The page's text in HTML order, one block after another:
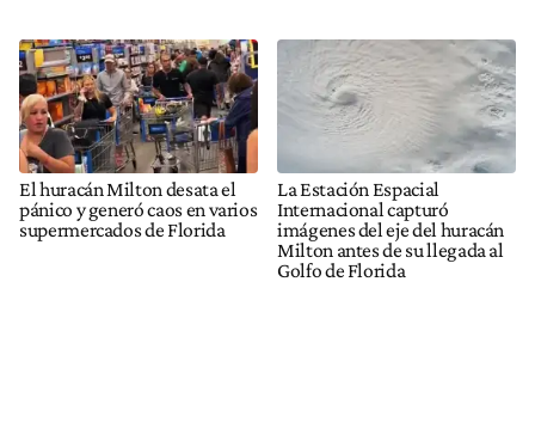
El huracán Milton desata el
pánico y generó caos en varios
supermercados de Florida
La Estación Espacial
Internacional capturó
imágenes del eje del huracán
Milton antes de su llegada al
Golfo de Florida